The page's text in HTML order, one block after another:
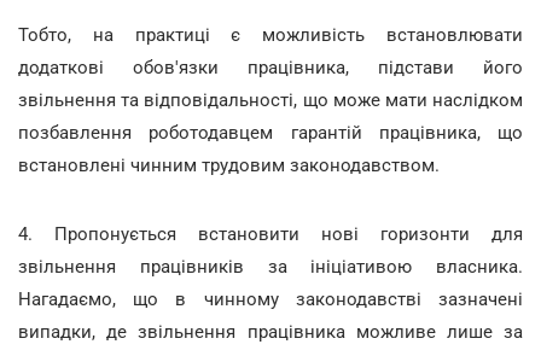
Тобто, на практиці є можливість встановлювати
додаткові обов'язки працівника, підстави його
звільнення та відповідальності, що може мати наслідком
позбавлення роботодавцем гарантій працівника, що
встановлені чинним трудовим законодавством.
4. Пропонується встановити нові горизонти для
звільнення працівників за ініціативою власника.
Нагадаємо, що в чинному законодавстві зазначені
випадки, де звільнення працівника можливе лише за